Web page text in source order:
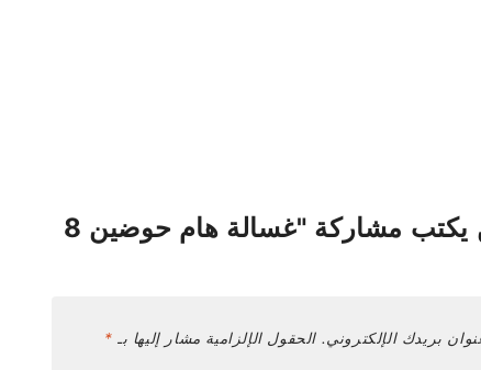
كن أول من يكتب مشاركة "غسالة هام حوضين 8
بريدك الإلكتروني. الحقول الإلزامية مشار إليها بـ *